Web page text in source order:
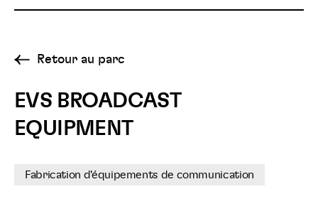
Retour au parc
EVS BROADCAST
EQUIPMENT
Fabrication d'équipements de communication